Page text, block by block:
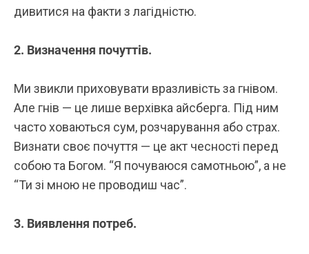
дивитися на факти з лагідністю.
2. Визначення почуттів.
Ми звикли приховувати вразливість за гнівом.
Але гнів — це лише верхівка айсберга. Під ним
часто ховаються сум, розчарування або страх.
Визнати своє почуття — це акт чесності перед
собою та Богом. “Я почуваюся самотньою”, а не
“Ти зі мною не проводиш час”.
3. Виявлення потреб.